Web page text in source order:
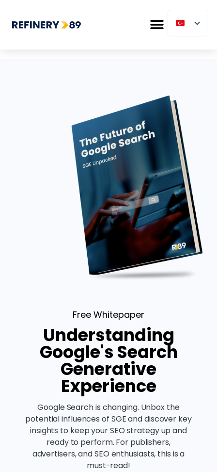
Free Whitepaper
Understanding
Google's Search
Generative
Experience
Google Search is changing. Unbox the
potential influences of SGE and discover key
insights to keep your SEO strategy up and
ready to perform. For publishers,
advertisers, and SEO enthusiasts, this is a
must-read!